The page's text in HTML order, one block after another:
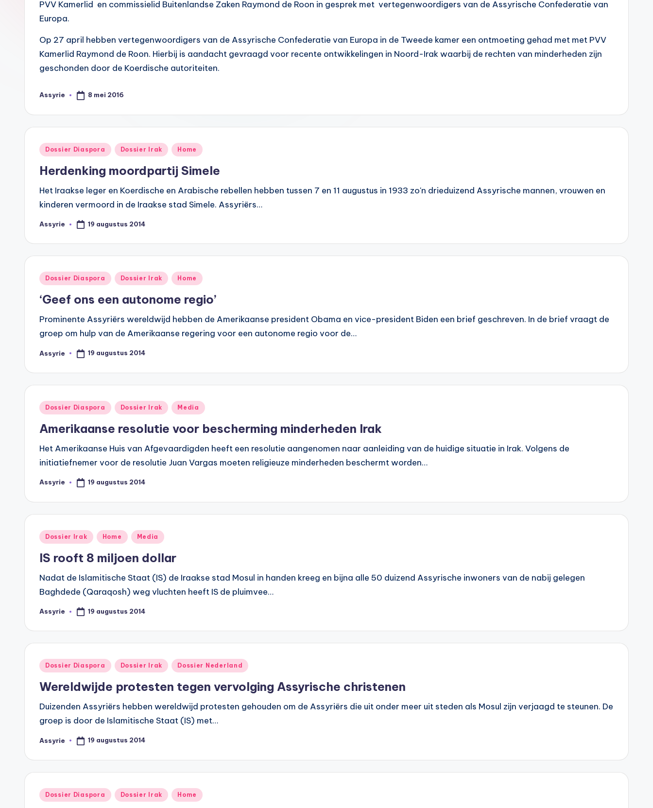
ë
N
n
d
PVV Kamerlid en commissielid Buitenlandse Zaken Raymond de Roon in gesprek met vertegenwoordigers van de Assyrische Confederatie van
Europa.
Op 27 april hebben vertegenwoordigers van de Assyrische Confederatie van Europa in de Tweede kamer een ontmoeting gehad met met PVV
Kamerlid Raymond de Roon. Hierbij is aandacht gevraagd voor recente ontwikkelingen in Noord-Irak waarbij de rechten van minderheden zijn
geschonden door de Koerdische autoriteiten.
Geplaatst
Assyrie 8 mei 2016
Geplaatst
Dossier Diaspora Dossier Irak Home
Herdenking moordpartij Simele
Het Iraakse leger en Koerdische en Arabische rebellen hebben tussen 7 en 11 augustus in 1933 zo'n drieduizend Assyrische mannen, vrouwen en
kinderen vermoord in de Iraakse stad Simele. Assyriërs…
Geplaatst
Assyrie 19 augustus 2014
Geplaatst
Dossier Diaspora Dossier Irak Home
‘Geef ons een autonome regio’
Prominente Assyriërs wereldwijd hebben de Amerikaanse president Obama en vice-president Biden een brief geschreven. In de brief vraagt de
groep om hulp van de Amerikaanse regering voor een autonome regio voor de…
Geplaatst
Assyrie 19 augustus 2014
Geplaatst
Dossier Diaspora Dossier Irak Media
Amerikaanse resolutie voor bescherming minderheden Irak
Het Amerikaanse Huis van Afgevaardigden heeft een resolutie aangenomen naar aanleiding van de huidige situatie in Irak. Volgens de
initiatiefnemer voor de resolutie Juan Vargas moeten religieuze minderheden beschermt worden…
Geplaatst
Assyrie 19 augustus 2014
Geplaatst
Dossier Irak Home Media
IS rooft 8 miljoen dollar
Nadat de Islamitische Staat (IS) de Iraakse stad Mosul in handen kreeg en bijna alle 50 duizend Assyrische inwoners van de nabij gelegen
Baghdede (Qaraqosh) weg vluchten heeft IS de pluimvee…
Geplaatst
Assyrie 19 augustus 2014
Geplaatst
Dossier Diaspora Dossier Irak Dossier Nederland
Wereldwijde protesten tegen vervolging Assyrische christenen
Duizenden Assyriërs hebben wereldwijd protesten gehouden om de Assyriërs die uit onder meer uit steden als Mosul zijn verjaagd te steunen. De
groep is door de Islamitische Staat (IS) met…
Geplaatst
Assyrie 19 augustus 2014
Geplaatst
Dossier Diaspora Dossier Irak Home